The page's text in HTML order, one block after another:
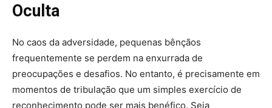
Oculta
No caos da adversidade, pequenas bênçãos
frequentemente se perdem na enxurrada de
preocupações e desafios. No entanto, é precisamente em
momentos de tribulação que um simples exercício de
reconhecimento pode ser mais benéfico. Seja